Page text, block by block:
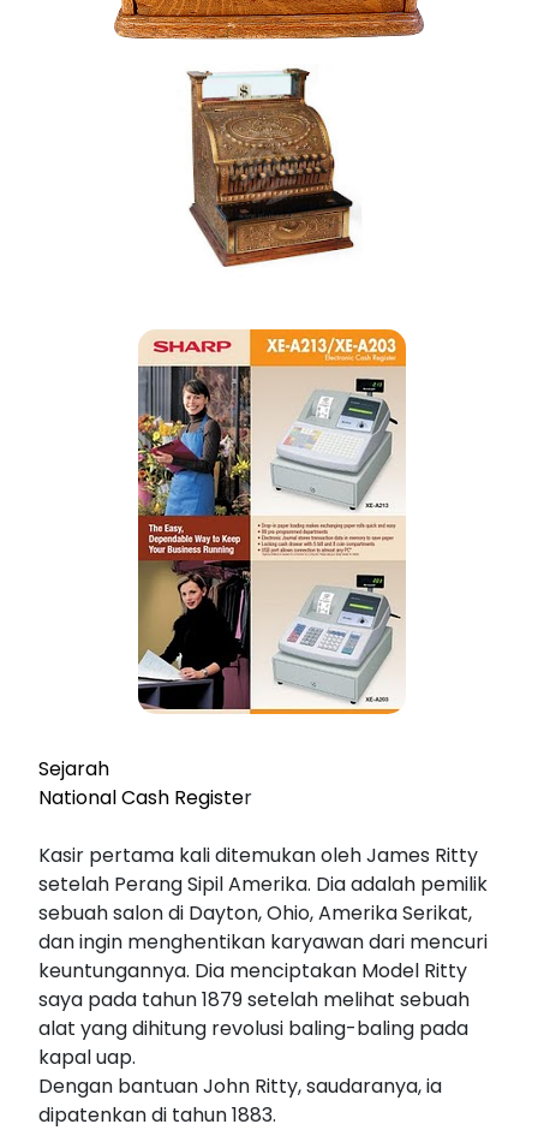
Sejarah
National Cash Register
Kasir pertama kali ditemukan oleh James Ritty
setelah Perang Sipil Amerika. Dia adalah pemilik
sebuah salon di Dayton, Ohio, Amerika Serikat,
dan ingin menghentikan karyawan dari mencuri
keuntungannya. Dia menciptakan Model Ritty
saya pada tahun 1879 setelah melihat sebuah
alat yang dihitung revolusi baling-baling pada
kapal uap.
Dengan bantuan John Ritty, saudaranya, ia
dipatenkan di tahun 1883.